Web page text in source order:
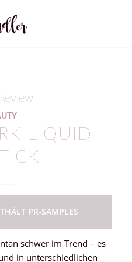
Review
LIQUID
PR-SAMPLES
schwer im Trend – es
in unterschiedlichen